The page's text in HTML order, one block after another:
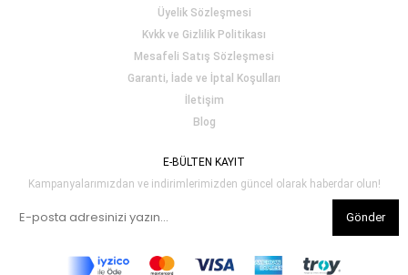
Üyelik Sözleşmesi
Kvkk ve Gizlilik Politikası
Mesafeli Satış Sözleşmesi
Garanti, İade ve İptal Koşulları
İletişim
Blog
E-BÜLTEN KAYIT
Kampanyalarımızdan ve indirimlerimizden güncel olarak haberdar olun!
Gönder